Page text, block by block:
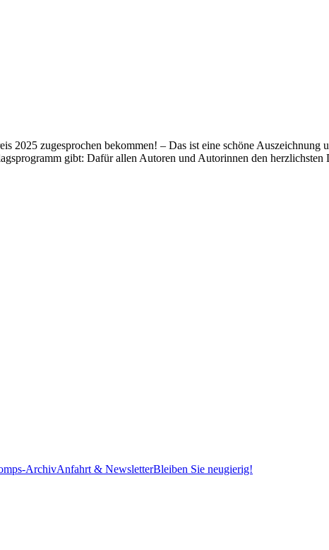
2025 zugesprochen bekommen! – Das ist eine schöne
gibt: Dafür allen Autoren und Autorinnen den
ArchivAnfahrt & NewsletterBleiben Sie neugierig!